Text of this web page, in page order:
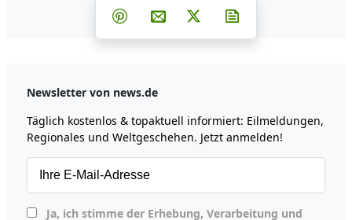
Teilen auf Facebook
Teilen auf Whatsapp
Teilen auf Telegram
Teilen auf Pinterest
Per E-Mail teilen
Post auf X
Newsletter von news.de
Täglich kostenlos & topaktuell informiert: Eilmeldungen,
Regionales und Weltgeschehen. Jetzt anmelden!